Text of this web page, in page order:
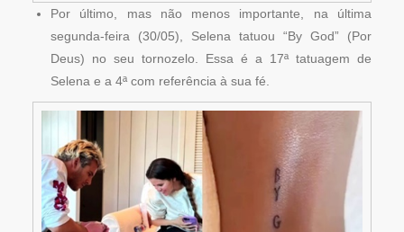
Por último, mas não menos importante, na última
segunda-feira (30/05), Selena tatuou “By God” (Por
Deus) no seu tornozelo. Essa é a 17ª tatuagem de
Selena e a 4ª com referência à sua fé.